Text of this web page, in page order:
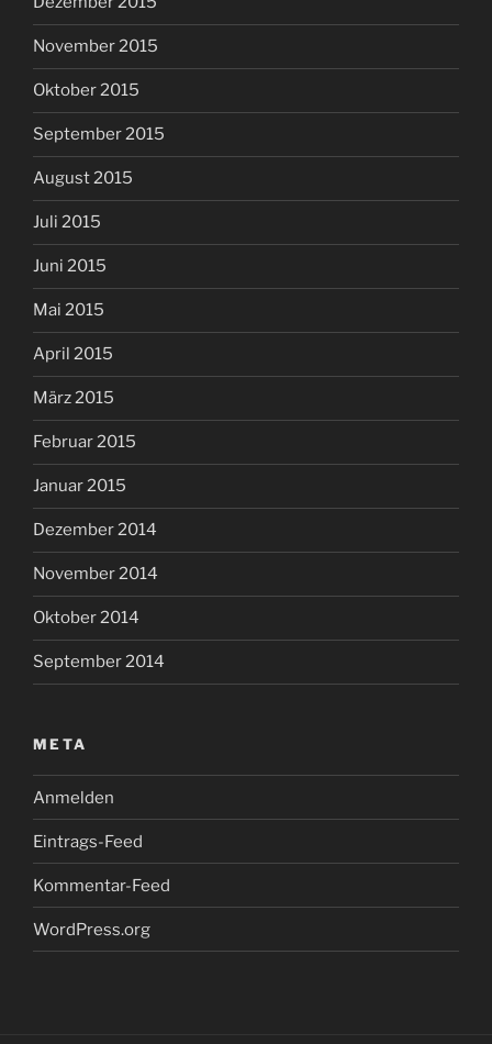
November 2015
Oktober 2015
September 2015
August 2015
Juli 2015
Juni 2015
Mai 2015
April 2015
März 2015
Februar 2015
Januar 2015
Dezember 2014
November 2014
Oktober 2014
September 2014
META
Anmelden
Eintrags-Feed
Kommentar-Feed
WordPress.org